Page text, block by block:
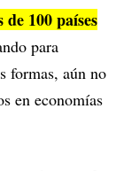
100 países
para
formas, aún no
en economías